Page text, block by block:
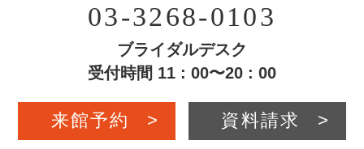
03-3268-0103
ブライダルデスク
受付時間 11 : 00〜20 : 00
来館予約 > 資料請求 >